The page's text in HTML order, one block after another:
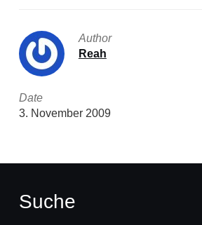
Author
Reah
Date
3. November 2009
Suche